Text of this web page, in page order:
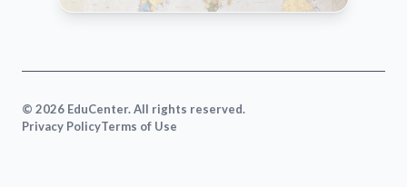
© 2026 EduCenter. All rights reserved.
Privacy PolicyTerms of Use